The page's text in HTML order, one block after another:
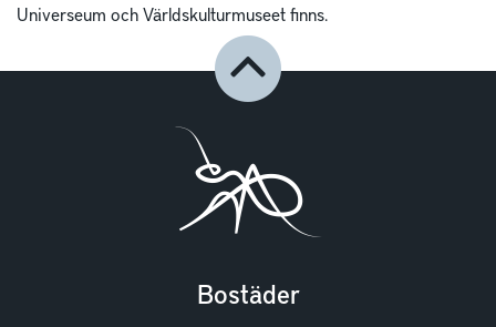
Universeum och Världskulturmuseet finns.
Bostäder